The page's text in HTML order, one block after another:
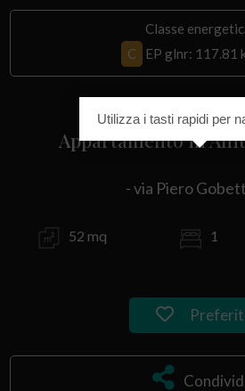
Classe
C
EP glnr: 117.81
Appartamento in
- via Piero
52 mq 1
Utilizza i tasti rapidi per